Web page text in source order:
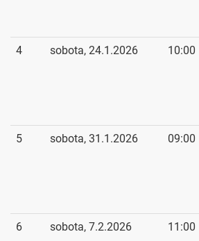
4 sobota, 24.1.2026 10:00
5 sobota, 31.1.2026 09:00
6 sobota, 7.2.2026 11:00